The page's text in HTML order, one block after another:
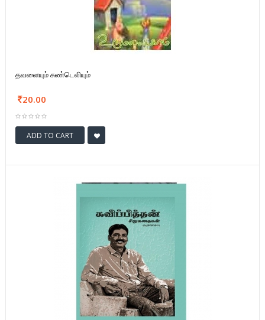
தவளையும் சுண்டெலியும்
20.00
ADD TO CART